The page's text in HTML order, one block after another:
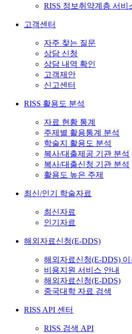
RISS 정보취약계층 서비
고객센터
자주 찾는 질문
상담 신청
상담 내역 확인
고객제안
신고센터
RISS 활용도 분석
자료 현황 통계
주제별 활용통계 분석
학술지 활용도 분석
복사/대출제공 기관 분석
복사/대출신청 기관 분석
활용도 높은 주제
최신/인기 학술자료
최신자료
인기자료
해외자료신청(E-DDS)
해외자료신청(E-DDS) 이
비용지원 서비스 안내
해외자료신청(E-DDS)
중국대학 자료 검색
RISS API 센터
RISS 검색 API